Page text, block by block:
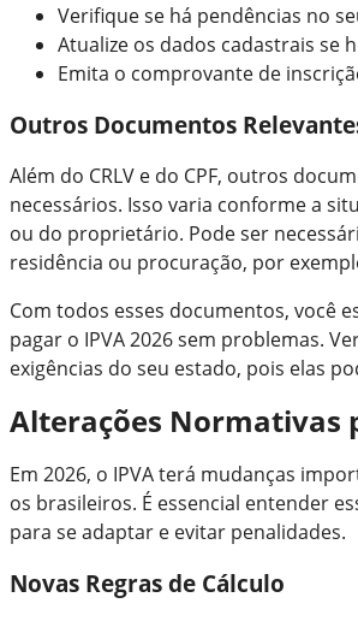
Verifique se há pendências no
Atualize os dados cadastrais se
Emita o comprovante de
Outros Documentos
Além do CRLV e do CPF, outros
necessários. Isso varia conforme a
ou do proprietário. Pode ser
residência ou procuração, por
Com todos esses documentos, você
pagar o IPVA 2026 sem problemas.
exigências do seu estado, pois elas
Alterações Normativas
Em 2026, o IPVA terá mudanças
os brasileiros. É essencial entender
para se adaptar e evitar penalidades.
Novas Regras de Cálculo